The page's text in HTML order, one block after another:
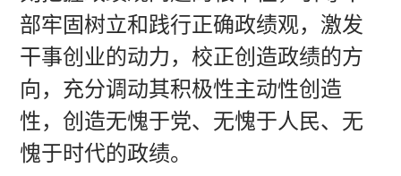
部牢固树立和践行正确政绩观，激发
干事创业的动力，校正创造政绩的方
向，充分调动其积极性主动性创造
性，创造无愧于党、无愧于人民、无
愧于时代的政绩。